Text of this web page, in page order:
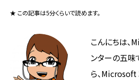
★ この記事は5分くらいで読めます。
こんにちは
ンターの五味
ら、